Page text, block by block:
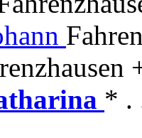
* .